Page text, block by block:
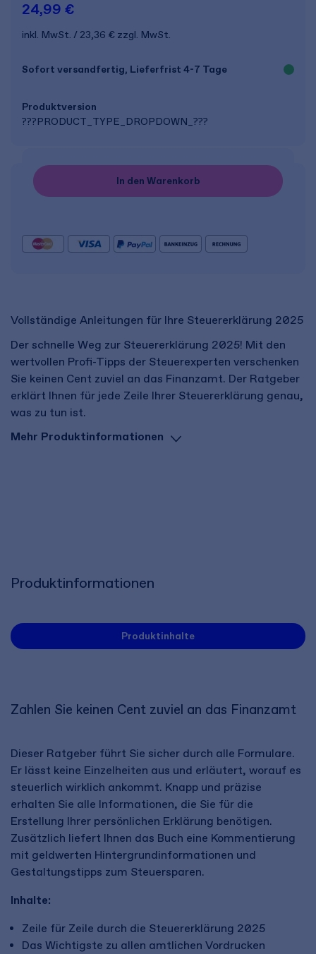
Vollständige Anleitungen für Ihre Steuererklärung 2025
Der schnelle Weg zur Steuererklärung 2025! Mit den
wertvollen Profi-Tipps der Steuerexperten verschenken
Sie keinen Cent zuviel an das Finanzamt. Der Ratgeber
erklärt Ihnen für jede Zeile Ihrer Steuererklärung genau,
was zu tun ist.
Mehr Produktinformationen
24,99 €
inkl. MwSt. 23,36 € zzgl. MwSt.
Sofort versandfertig, Lieferfrist 4-7 Tage
Produkt­version
???PRODUCT_TYPE_DROPDOWN_???
In den Warenkorb
Produktinformationen
Produktinhalte
Zahlen Sie keinen Cent zuviel an das Finanzamt
Dieser Ratgeber führt Sie sicher durch alle Formulare.
Er lässt keine Einzelheiten aus und erläutert, worauf es
steuerlich wirklich ankommt. Knapp und präzise
erhalten Sie alle Informationen, die Sie für die
Erstellung Ihrer persönlichen Erklärung benötigen.
Zusätzlich liefert Ihnen das Buch eine Kommentierung
mit geldwerten Hintergrundinformationen und
Gestaltungstipps zum Steuersparen.
Inhalte:
Zeile für Zeile durch die Steuererklärung 2025
Das Wichtigste zu allen amtlichen Vordrucken